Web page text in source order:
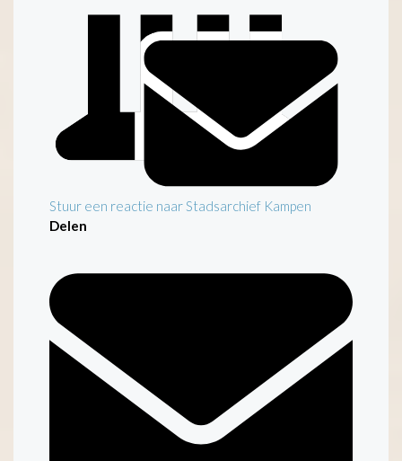
Inleiding
Stuur een reactie naar Stadsarchief Kampen
Delen